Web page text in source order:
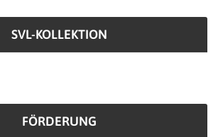
SVL-KOLLEKTION
FÖRDERUNG